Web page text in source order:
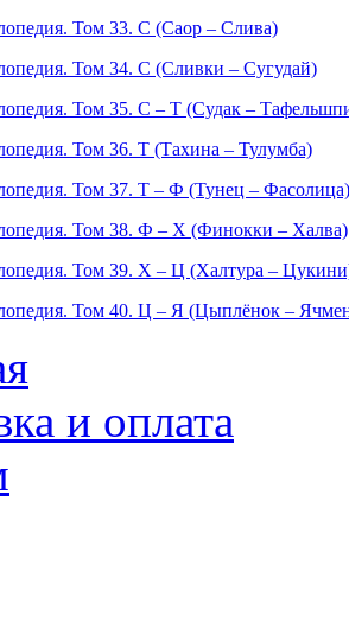
Том 33. С (Саор – Слива)
Том 34. С (Сливки – Сугудай)
Том 35. C – Т (Судак –
Том 36. Т (Тахина – Тулумба)
Том 37. Т – Ф (Тунец – Фасолица)
Том 38. Ф – Х (Финокки – Халва)
Том 39. Х – Ц (Халтура –
Том 40. Ц – Я (Цыплёнок –
и оплата